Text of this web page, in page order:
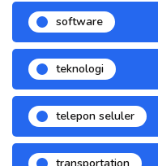
software
teknologi
telepon seluler